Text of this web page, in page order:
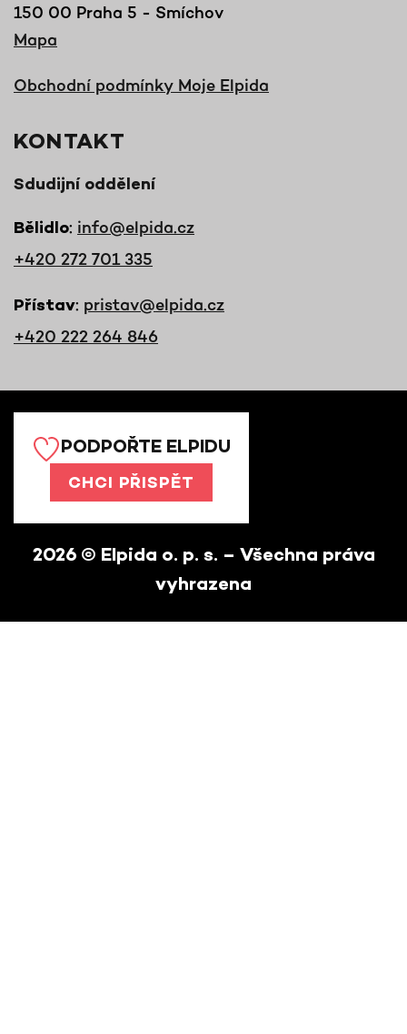
150 00 Praha 5 - Smíchov
Mapa
Obchodní podmínky Moje Elpida
KONTAKT
Sdudijní oddělení
Bělidlo: info@elpida.cz
+420 272 701 335
Přístav: pristav@elpida.cz
+420 222 264 846
PODPOŘTE ELPIDU
CHCI PŘISPĚT
2026 © Elpida o. p. s. – Všechna práva
vyhrazena